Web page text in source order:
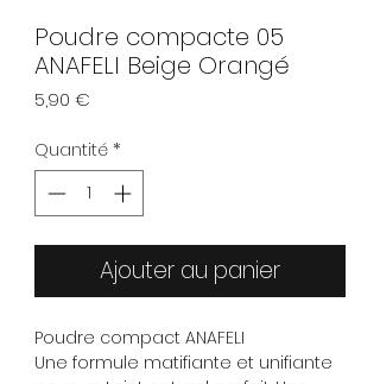
Poudre compacte 05
ANAFELI Beige Orangé
5,90 €
Quantité*
Ajouter au panier
Poudre compact ANAFELI
Une formule matifiante et unifiante